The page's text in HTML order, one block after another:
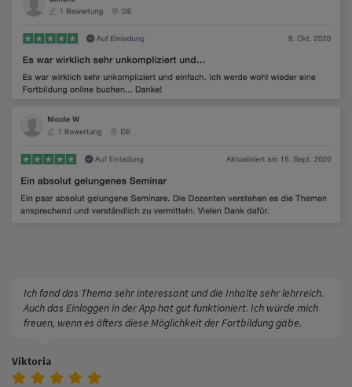
Ich fand das Thema sehr interessant und die Inhalte sehr lehrreich.
Auch das Einloggen in der App hat gut funktioniert. Ich würde mich
freuen, wenn es öfters diese Möglichkeit der Fortbildung gäbe.
Viktoria